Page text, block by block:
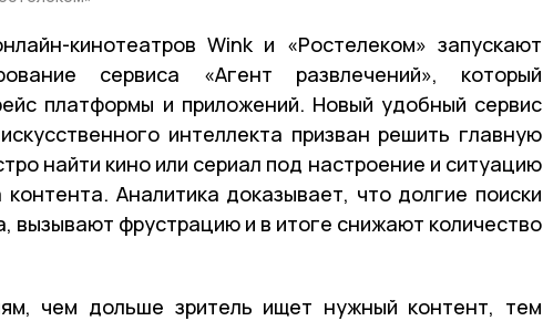
кинотеатров Wink и «Ростелеком» запускают
сервиса «Агент развлечений», который
платформы и приложений. Новый удобный сервис
интеллекта призван решить главную
найти кино или сериал под настроение и ситуацию
Аналитика доказывает, что долгие поиски
вызывают фрустрацию и в итоге снижают количество
чем дольше зритель ищет нужный контент, тем